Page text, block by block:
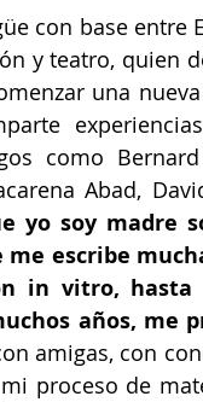
con base entre
y teatro, quien
una
como
Abad,
yo soy madre
escribe
in vitro,
años, me
amigas, con
proceso de